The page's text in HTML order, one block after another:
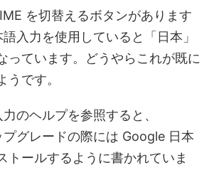
を切替えるボタンがあります
入力を使用していると「日本」
っています。どうやらこれが既に
うです。
のヘルプを参照すると、
グレードの際には Google 日本
トールするように書かれていま